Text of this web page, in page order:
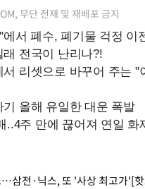
무단 전재 및 재배포 금지
삼전·닉스, 또 '사상 최고가'[